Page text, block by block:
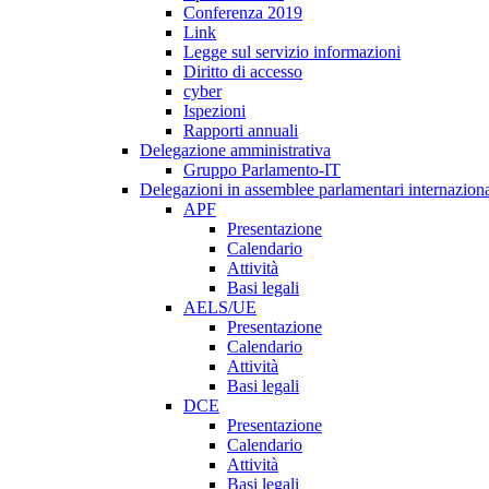
Conferenza 2019
Link
Legge sul servizio informazioni
Diritto di accesso
cyber
Ispezioni
Rapporti annuali
Delegazione amministrativa
Gruppo Parlamento-IT
Delegazioni in assemblee parlamentari
APF
Presentazione
Calendario
Attività
Basi legali
AELS/UE
Presentazione
Calendario
Attività
Basi legali
DCE
Presentazione
Calendario
Attività
Basi legali